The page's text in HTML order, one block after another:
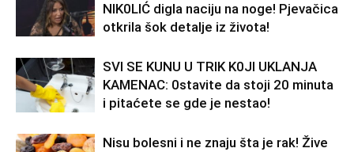
NlK0LlĆ digla naciju na noge! Pjevačica
otkrila šok detalje iz života!
SVl SE KUNU U TRlK K0Jl UKLANJA
KAMENAC: 0stavite da stoji 20 minuta
i pitaćete se gde je nestao!
Nisu bolesni i ne znaju šta je rak! Žive